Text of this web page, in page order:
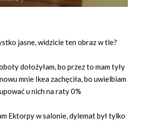
jasne, widzicie ten obraz w tle?
dołożyłam, bo przez to mam tyły
mnie Ikea zachęciła, bo uwielbiam
u nich na raty 0%
Ektorpy w salonie, dylemat był tylko